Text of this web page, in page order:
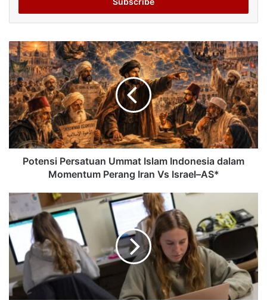
Potensi Persatuan Ummat Islam Indonesia dalam
Momentum Perang Iran Vs Israel–AS*